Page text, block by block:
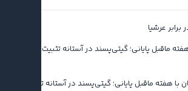
عرشیا
ماقبل پایانی؛ گیتی‌پسند در آستانه تثبیت
با هفته ماقبل پایانی؛ گیتی‌پسند در آستانه تثبیت